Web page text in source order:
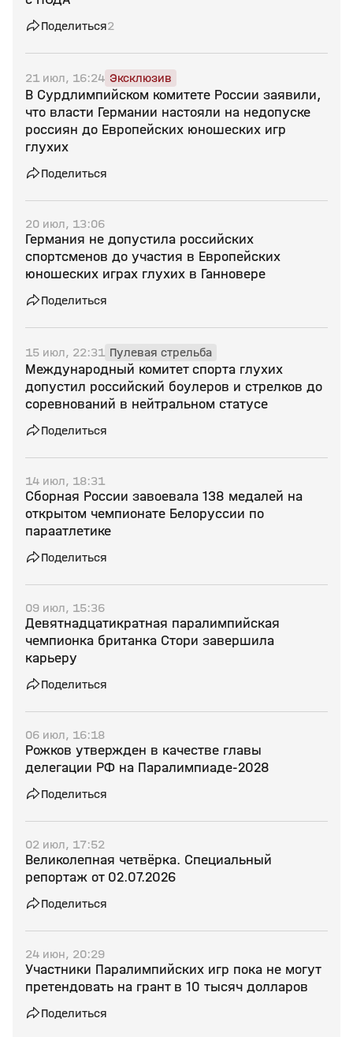
Поделиться2
21 июл, 16:24 Эксклюзив
В Сурдлимпийском комитете России заявили,
что власти Германии настояли на недопуске
россиян до Европейских юношеских игр
глухих
Поделиться
20 июл, 13:06
Германия не допустила российских
спортсменов до участия в Европейских
юношеских играх глухих в Ганновере
Поделиться
15 июл, 22:31 Пулевая стрельба
Международный комитет спорта глухих
допустил российский боулеров и стрелков до
соревнований в нейтральном статусе
Поделиться
14 июл, 18:31
Сборная России завоевала 138 медалей на
открытом чемпионате Белоруссии по
параатлетике
Поделиться
09 июл, 15:36
Девятнадцатикратная паралимпийская
чемпионка британка Стори завершила
карьеру
Поделиться
06 июл, 16:18
Рожков утвержден в качестве главы
делегации РФ на Паралимпиаде‑2028
Поделиться
02 июл, 17:52
Великолепная четвёрка. Специальный
репортаж от 02.07.2026
Поделиться
24 июн, 20:29
Участники Паралимпийских игр пока не могут
претендовать на грант в 10 тысяч долларов
Поделиться